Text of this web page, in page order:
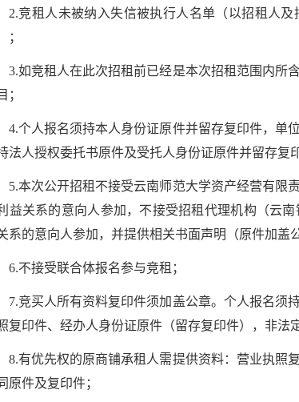
2.竞租人未被纳入失信被执行人名单（以招租人及
；
3.如竞租人在此次招租前已经是本次招租范围内所
；
4.个人报名须持本人身份证原件并留存复印件，单
法人授权委托书原件及受托人身份证原件并留存复
5.本次公开招租不接受云南师范大学资产经营有限
益关系的意向人参加，不接受招租代理机构（云
系的意向人参加，并提供相关书面声明（原件加盖
6.不接受联合体报名参与竞租；
7.竞买人所有资料复印件须加盖公章。个人报名须
复印件、经办人身份证原件（留存复印件），非法
8.有优先权的原商铺承租人需提供资料：营业执照
原件及复印件；